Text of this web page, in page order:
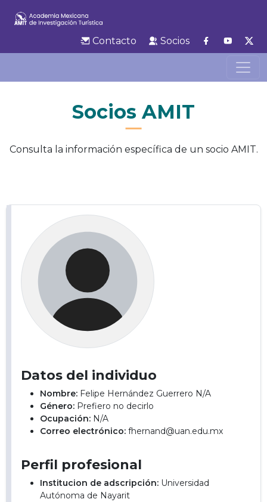
Contacto Socios
Socios AMIT
Consulta la información específica de un socio AMIT.
Datos del individuo
Nombre: Felipe Hernández Guerrero N/A
Género: Prefiero no decirlo
Ocupación: N/A
Correo electrónico: fhernand@uan.edu.mx
Perfil profesional
Institucion de adscripción: Universidad
Autónoma de Nayarit